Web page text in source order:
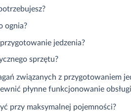
ognia?
jedzenia?
sprzętu?
związanych z przygotowaniem
płynne funkcjonowanie
przy maksymalnej pojemności?